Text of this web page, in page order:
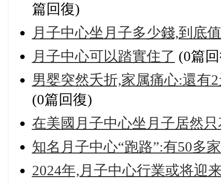
篇回復)
月子中心坐月子多少錢,到底
月子中心可以踏實住了 (0篇
男婴突然夭折,家属痛心:還有
(0篇回復)
在美國月子中心坐月子居然
知名月子中心“跑路”:有50多
2024年,月子中心行業或将迎